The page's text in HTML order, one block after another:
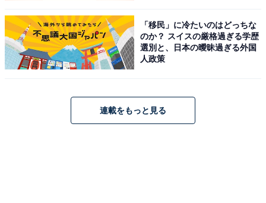
「移民」に冷たいのはどっちな
のか？ スイスの厳格過ぎる学歴
選別と、日本の曖昧過ぎる外国
人政策
連載をもっと見る